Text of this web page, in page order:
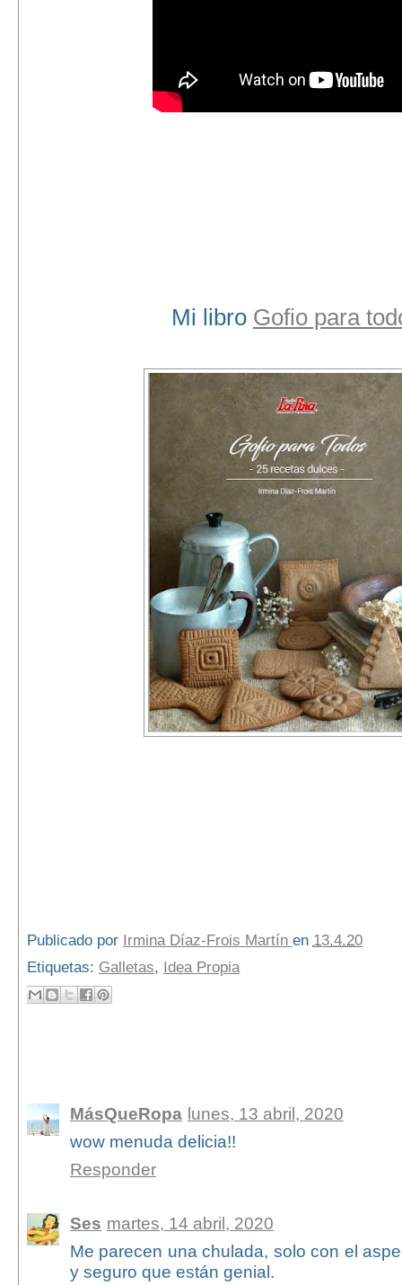
Mi libro Gofio para
Publicado por Irmina Díaz-Frois Martín en 13.4.20
Etiquetas: Galletas, Idea Propia
MásQueRopa lunes, 13 abril, 2020
wow menuda delicia!!
Responder
Ses martes, 14 abril, 2020
Me parecen una chulada, solo con el
y seguro que están genial.